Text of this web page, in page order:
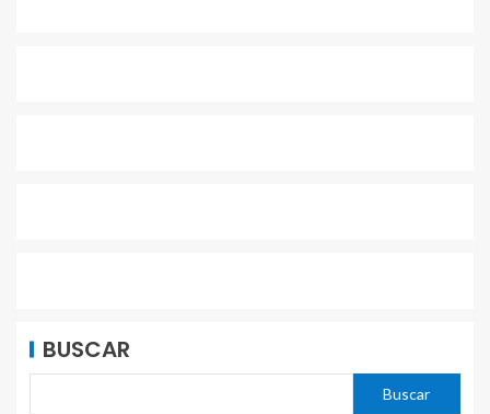
BUSCAR
Buscar